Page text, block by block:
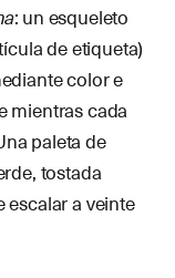
: un esqueleto
de etiqueta)
color e
mientras cada
paleta de
tostada
escalar a veinte